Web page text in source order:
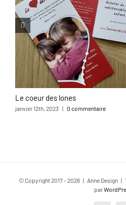
Le coeur des lones
janvier 12th, 2023 | 0 commentaire
© Copyright 2017 -2026 | Anne Design |
par